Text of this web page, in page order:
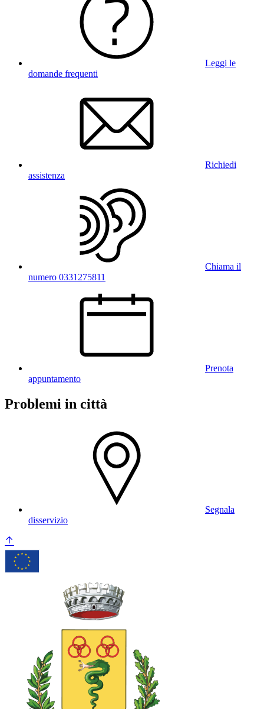
Leggi le
domande frequenti
Richiedi
assistenza
Chiama il
numero 0331275811
Prenota
appuntamento
Problemi in città
Segnala
disservizio